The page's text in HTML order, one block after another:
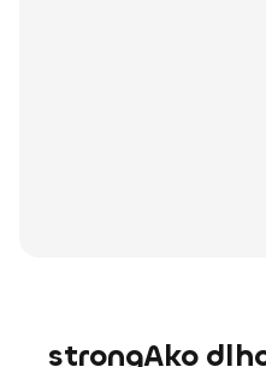
strongAko